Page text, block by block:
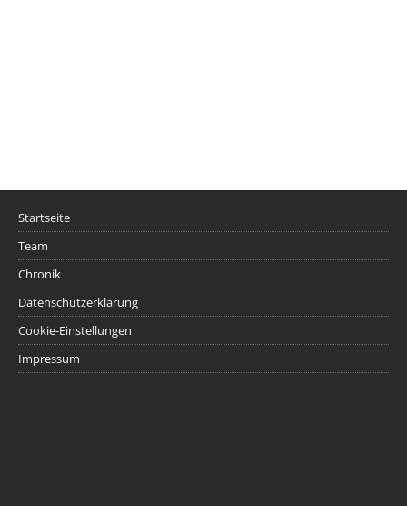
Startseite
Team
Chronik
Datenschutzerklärung
Cookie-Einstellungen
Impressum